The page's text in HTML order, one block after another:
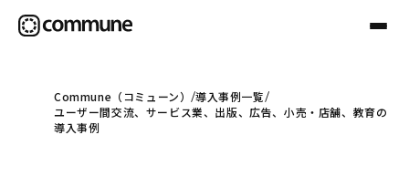
Communeについて
Commune（コミューン）
導入事例一覧
ユーザー間交流、サービス業、出版、広告、小売・店舗、教育の
導入事例